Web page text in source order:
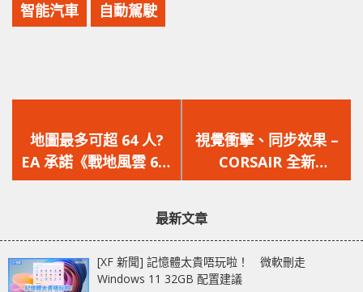
智能汽車 自動駕駛
一
篇
文
地圖最多可超 64 人?
EA 承諾《戰地風雲 6》
於本年內正式推出，並
一
篇
文
視覺衝擊、同步效果 –
CORSAIR 全新
VENGEANCE RGB
最新文章
[XF 新聞] 記憶體太貴唔玩啦！ 微軟刪走
Windows 11 32GB 配置建議